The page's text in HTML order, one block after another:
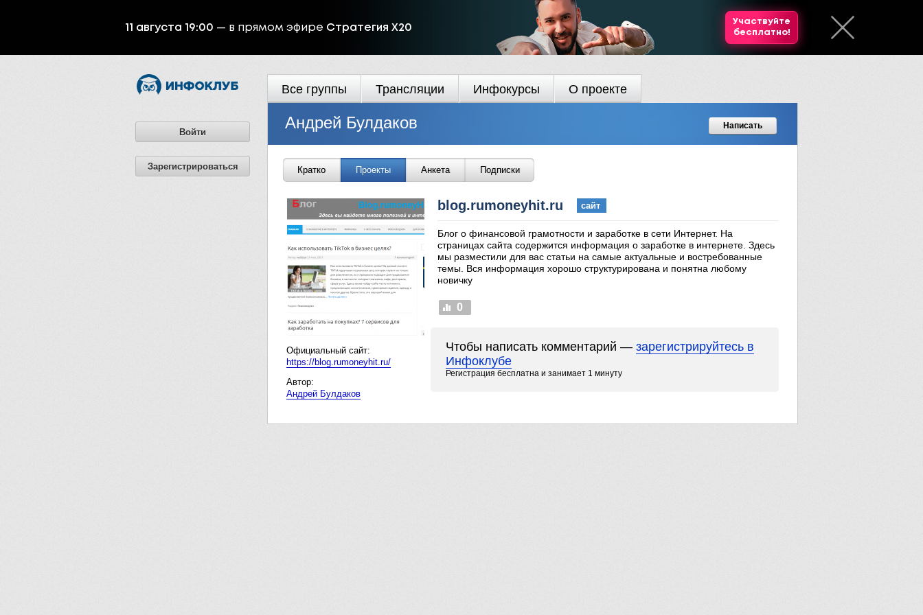
11 августа 19:00 — в прямом эфире Стратегия Х20
Участвуйте
бесплатно!
Войти
Зарегистрироваться
Все группы Трансляции Инфокурсы О проекте
Андрей Булдаков Написать
Кратко Проекты Анкета Подписки
Официальный сайт:
https://blog.rumoneyhit.ru/
Автор:
Андрей Булдаков
blog.rumoneyhit.ru сайт
Блог о финансовой грамотности и заработке в сети Интернет. На
страницах сайта содержится информация о заработке в интернете. Здесь
мы разместили для вас статьи на самые актуальные и востребованные
темы. Вся информация хорошо структурирована и понятна любому
новичку
0
Чтобы написать комментарий — зарегистрируйтесь в
Инфоклубе
Регистрация бесплатна и занимает 1 минуту